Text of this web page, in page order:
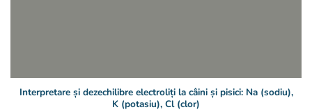
Interpretare și dezechilibre electroliți la câini și pisici: Na (sodiu),
K (potasiu), Cl (clor)